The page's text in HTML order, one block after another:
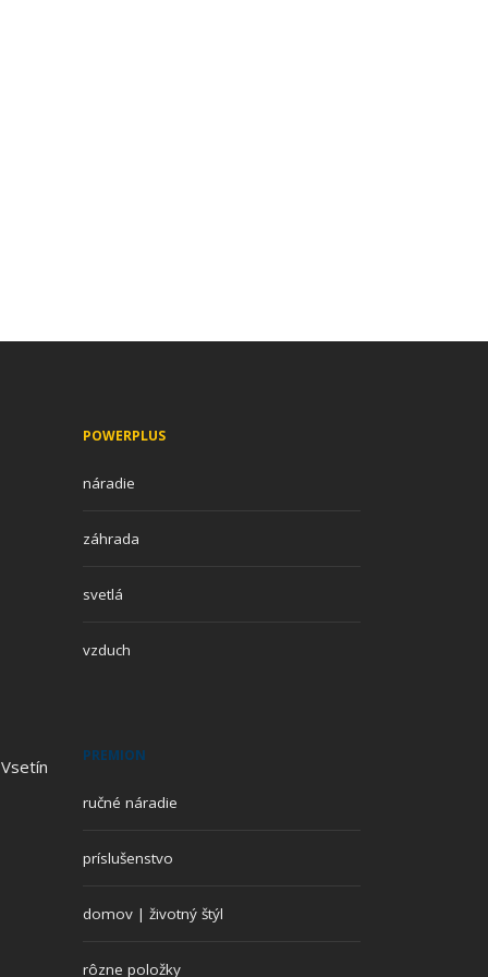
POWERPLUS
náradie
záhrada
svetlá
vzduch
PREMION
ručné náradie
príslušenstvo
domov | životný štýl
rôzne položky